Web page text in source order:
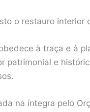
o restauro
à traça e à
patrimonial e
na íntegra pelo